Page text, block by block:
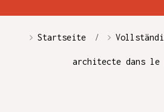
Startseite
architecte dans le